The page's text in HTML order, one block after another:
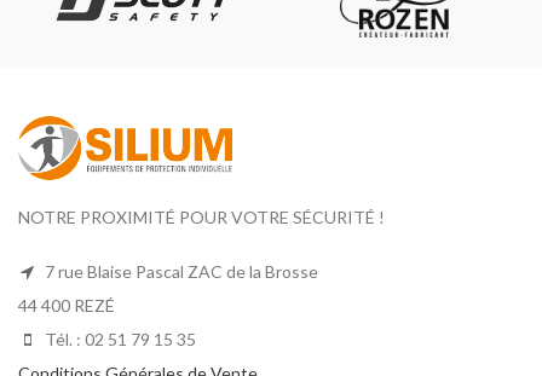
NOTRE PROXIMITÉ POUR VOTRE SÉCURITÉ !
7 rue Blaise Pascal ZAC de la Brosse
44 400 REZÉ
Tél. : 02 51 79 15 35